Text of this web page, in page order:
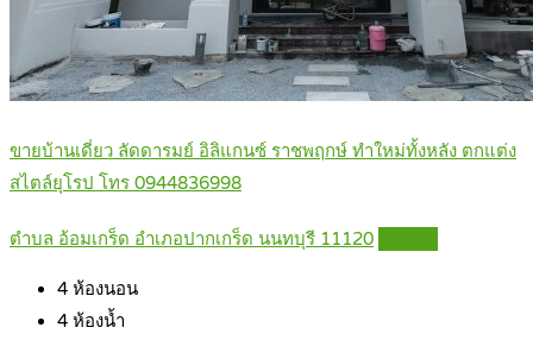
ขายบ้านเดี่ยว ลัดดารมย์ อิลิแกนซ์ ราชพฤกษ์ ทำใหม่ทั้งหลัง ตกแต่ง
สไตล์ยุโรป โทร 0944836998
ตำบล อ้อมเกร็ด อำเภอปากเกร็ด นนทบุรี 11120
4 ห้องนอน
4 ห้องน้ำ